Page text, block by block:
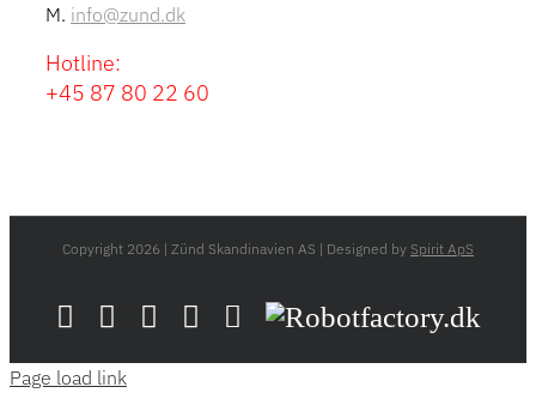
M. info@zund.dk
Hotline:
+45 87 80 22 60
Copyright 2026 | Zünd Skandinavien AS | Designed by Spirit ApS
LinkedInYouTube
FlickrEmailZünd
Robotfactory.dk
Page load link